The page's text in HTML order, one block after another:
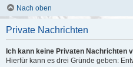
Nach oben
Private Nachrichten
Ich kann keine Privaten Nachrichten
Hierfür kann es drei Gründe geben: